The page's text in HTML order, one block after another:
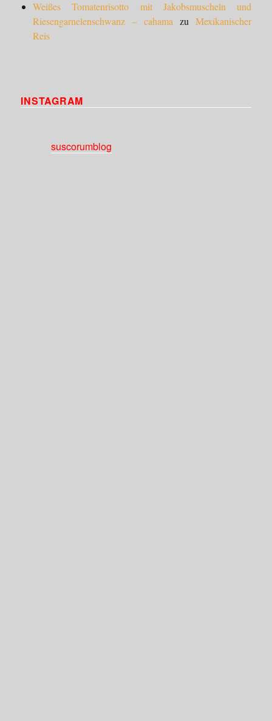
Weißes Tomatenrisotto mit Jakobsmuscheln und
Riesengarnelenschwanz – cahama zu Mexikanischer
Reis
INSTAGRAM
suscorumblog